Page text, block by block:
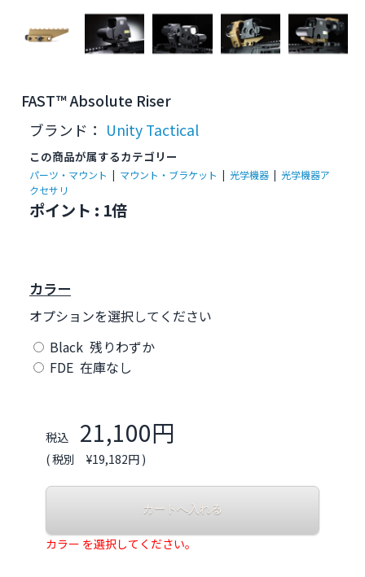
FAST™ Absolute Riser
ブランド： Unity Tactical
この商品が属するカテゴリー
パーツ・マウント | マウント・ブラケット | 光学機器 | 光学機器ア
クセサリ
ポイント : 1倍
カラー
オプションを選択してください
Black 残りわずか
FDE 在庫なし
税込 21,100円
( 税別 ¥19,182円 )
カラー を選択してください。